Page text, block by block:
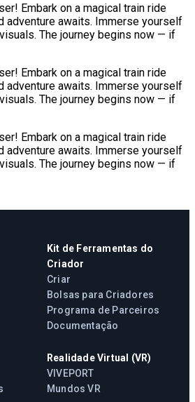
Embark on a magical train ride
adventure awaits. Immerse yourself
The journey begins now — if
Embark on a magical train ride
adventure awaits. Immerse yourself
The journey begins now — if
Embark on a magical train ride
adventure awaits. Immerse yourself
The journey begins now — if
Kit de Ferramentas do
Criador
Criar
Bolsas para Criadores
Programa de Parceiros
Documentação
Realidade Virtual (VR)
VIVEPORT
Mundos VR